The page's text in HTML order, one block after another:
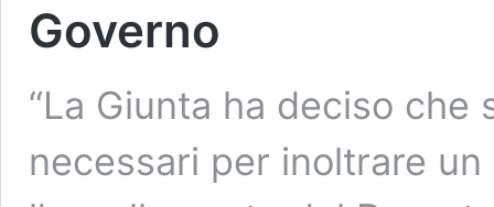
Governo
“La Giunta ha deciso che
necessari per inoltrare